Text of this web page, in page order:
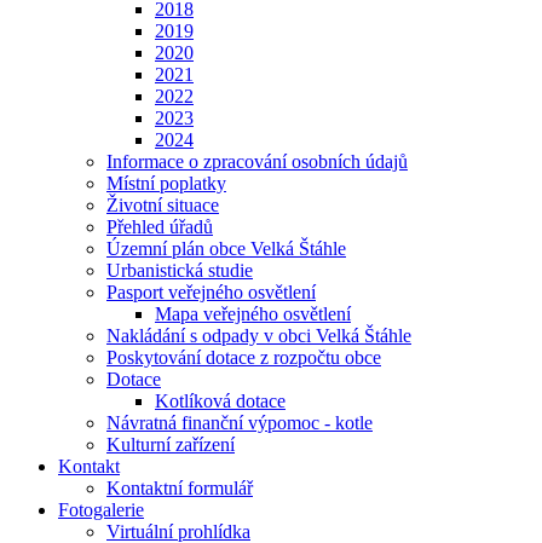
2018
2019
2020
2021
2022
2023
2024
Informace o zpracování osobních údajů
Místní poplatky
Životní situace
Přehled úřadů
Územní plán obce Velká Štáhle
Urbanistická studie
Pasport veřejného osvětlení
Mapa veřejného osvětlení
Nakládání s odpady v obci Velká Štáhle
Poskytování dotace z rozpočtu obce
Dotace
Kotlíková dotace
Návratná finanční výpomoc - kotle
Kulturní zařízení
Kontakt
Kontaktní formulář
Fotogalerie
Virtuální prohlídka